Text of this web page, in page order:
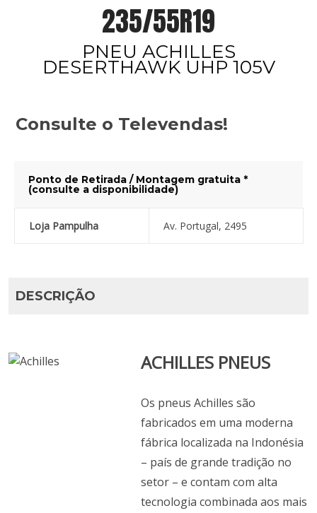
235/55R19
PNEU ACHILLES
DESERTHAWK UHP 105V
Consulte o Televendas!
Ponto de Retirada / Montagem gratuita *
(consulte a disponibilidade)
Loja Pampulha Av. Portugal, 2495
DESCRIÇÃO
ACHILLES PNEUS
Os pneus Achilles são
fabricados em uma moderna
fábrica localizada na Indonésia
– país de grande tradição no
setor – e contam com alta
tecnologia combinada aos mais